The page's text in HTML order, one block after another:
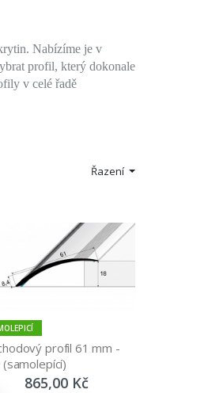
Nabízíme je v
profil, který dokonale
v celé řadě
Řazení
profil 61 mm -
865,00 Kč